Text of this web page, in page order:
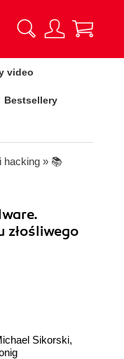
video
Bestsellery
hacking » 📚
złośliwego
Sikorski,